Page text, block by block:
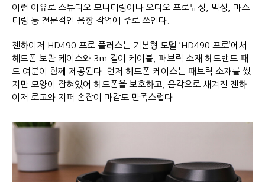
이런 이유로 스튜디오 모니터링이나 오디오 프로듀싱, 믹싱, 마스
터링 등 전문적인 음향 작업에 주로 쓰인다.
젠하이저 HD490 프로 플러스는 기본형 모델 ‘HD490 프로’에서
헤드폰 보관 케이스와 3m 길이 케이블, 패브릭 소재 헤드밴드 패
드 여분이 함께 제공된다. 먼저 헤드폰 케이스는 패브릭 소재를 썼
지만 모양이 잡혀있어 헤드폰을 보호하고, 음각으로 새겨진 젠하
이저 로고와 지퍼 손잡이 마감도 만족스럽다.